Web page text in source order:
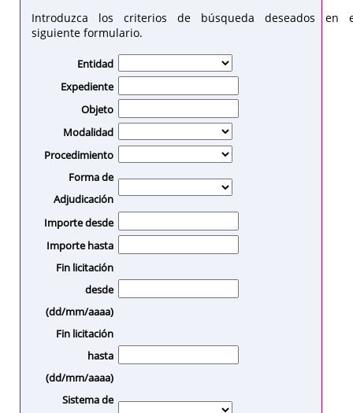
Introduzca los criterios de búsqueda deseados en
siguiente formulario.
Entidad
Expediente
Objeto
Modalidad
Procedimiento
Forma de
Adjudicación
Importe desde
Importe hasta
Fin licitación
desde
(dd/mm/aaaa)
Fin licitación
hasta
(dd/mm/aaaa)
Sistema de